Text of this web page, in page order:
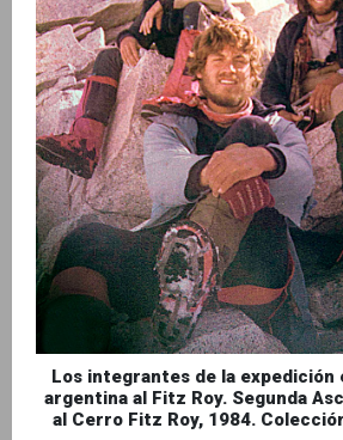
Los integrantes de la expedición
argentina al Fitz Roy. Segunda
al Cerro Fitz Roy, 1984.